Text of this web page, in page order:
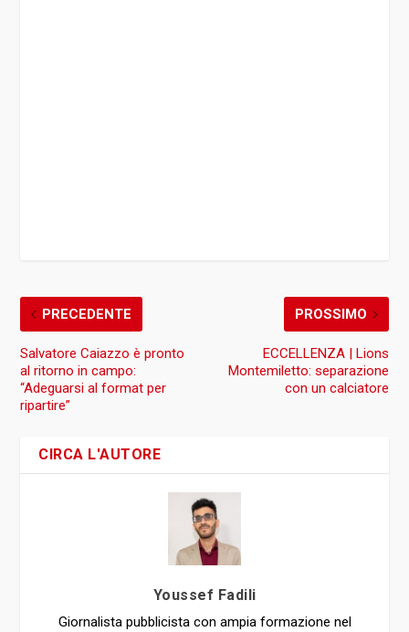
PRECEDENTE
Salvatore Caiazzo è pronto
al ritorno in campo:
“Adeguarsi al format per
ripartire”
PROSSIMO
ECCELLENZA | Lions
Montemiletto: separazione
con un calciatore
CIRCA L'AUTORE
Youssef Fadili
Giornalista pubblicista con ampia formazione nel